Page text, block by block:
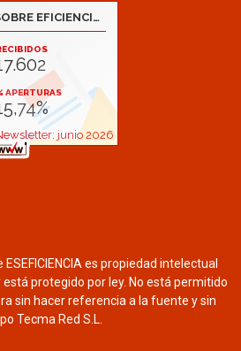
es propiedad intelectual
está protegido por ley. No está permitido
sin hacer referencia a la fuente y sin
Tecma Red S.L.